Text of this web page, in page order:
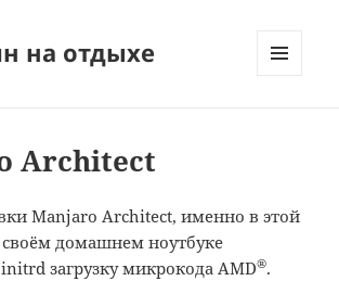
на отдыхе
Architect
Manjaro Architect, именно в этой
домашнем ноутбуке
загрузку микрокода AMD®.